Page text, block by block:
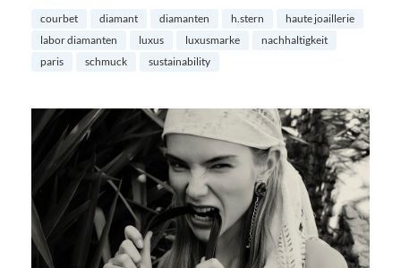
courbet diamant diamanten h.stern
haute joaillerie
labor diamanten
luxus luxusmarke
nachhaltigkeit
paris
schmuck sustainability